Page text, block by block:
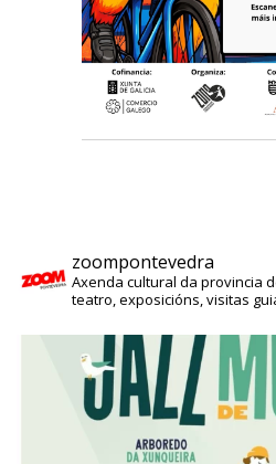
zoompontevedra
Axenda cultural da provincia
teatro, exposicións, visitas